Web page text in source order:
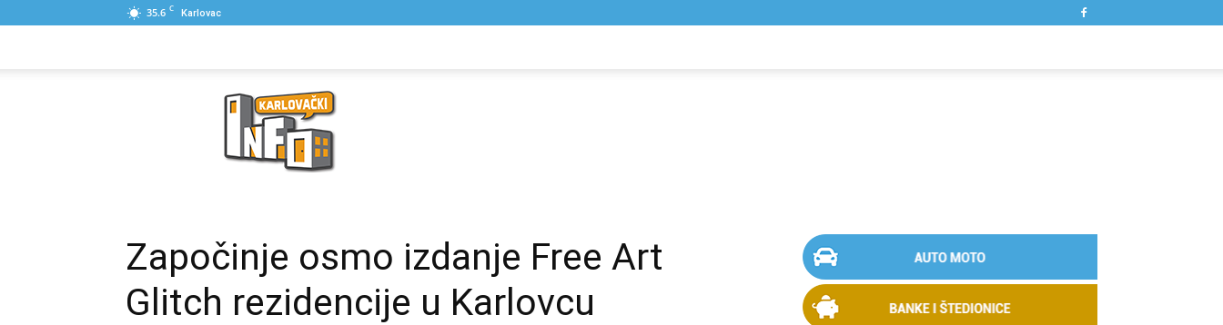
35.6 C Karlovac
Karlovački
Započinje osmo izdanje Free Art
Glitch rezidencije u Karlovcu